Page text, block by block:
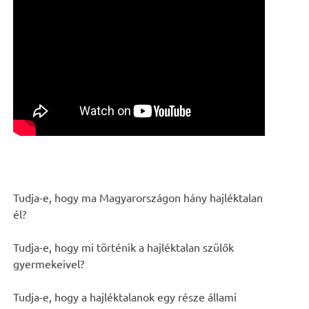
Tudja-e, hogy ma Magyarországon hány hajléktalan
él?
Tudja-e, hogy mi történik a hajléktalan szülők
gyermekeivel?
Tudja-e, hogy a hajléktalanok egy része állami